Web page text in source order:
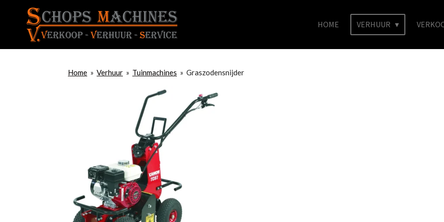
HOME VERHUUR
Home » Verhuur » Tuinmachines » Graszodensnijder